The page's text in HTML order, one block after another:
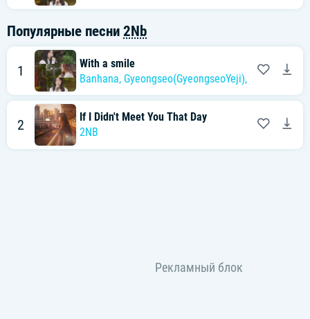
Популярные песни 2Nb
1
With a smile
Banhana, Gyeongseo(GyeongseoYeji), 2NB
2
If I Didn't Meet You That Day
2NB